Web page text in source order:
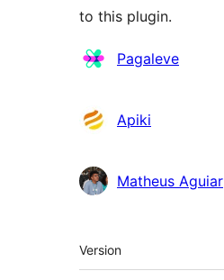
to this plugin.
Contributors
Pagaleve
Apiki
Matheus Aguiar
Meta
Version